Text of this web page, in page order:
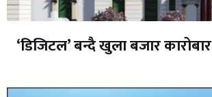
‘डिजिटल’ बन्दै खुला बजार कारोबार